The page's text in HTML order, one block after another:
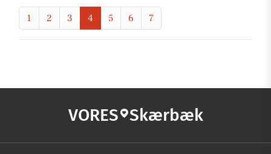
1 2 3 4 5 6 7
VORES Skærbæk